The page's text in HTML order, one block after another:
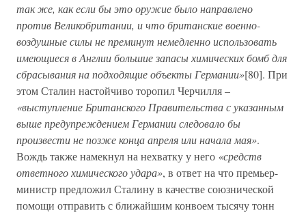
так же, как если бы это оружие было направлено
против Великобритании, и что британские военно-
воздушные силы не преминут немедленно использовать
имеющиеся в Англии большие запасы химических бомб для
сбрасывания на подходящие объекты Германии»[80]. При
этом Сталин настойчиво торопил Черчилля –
«выступление Британского Правительства с указанным
выше предупреждением Германии следовало бы
произвести не позже конца апреля или начала мая».
Вождь также намекнул на нехватку у него «средств
ответного химического удара», в ответ на что премьер-
министр предложил Сталину в качестве союзнической
помощи отправить с ближайшим конвоем тысячу тонн